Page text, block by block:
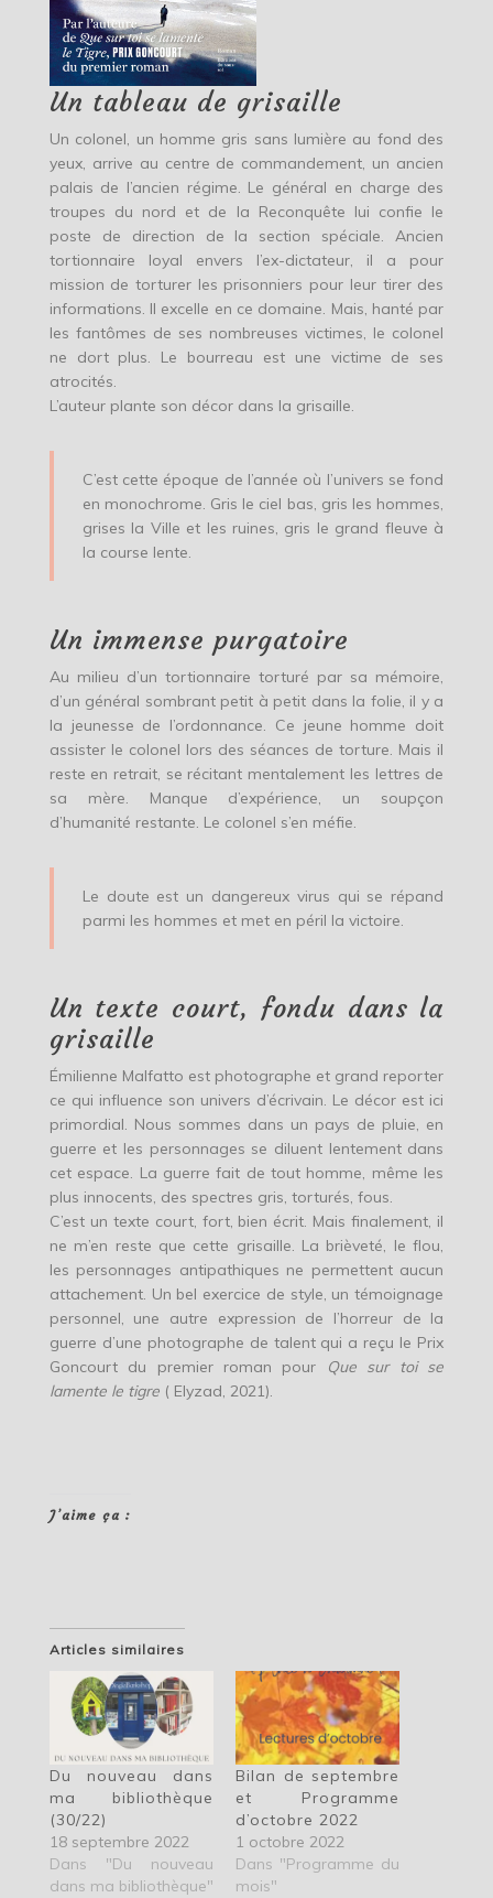
Un tableau de grisaille
Un colonel, un homme gris sans lumière au fond des
yeux, arrive au centre de commandement, un ancien
palais de l’ancien régime. Le général en charge des
troupes du nord et de la Reconquête lui confie le
poste de direction de la section spéciale. Ancien
tortionnaire loyal envers l’ex-dictateur, il a pour
mission de torturer les prisonniers pour leur tirer des
informations. Il excelle en ce domaine. Mais, hanté par
les fantômes de ses nombreuses victimes, le colonel
ne dort plus. Le bourreau est une victime de ses
atrocités.
L’auteur plante son décor dans la grisaille.
C’est cette époque de l’année où l’univers se fond
en monochrome. Gris le ciel bas, gris les hommes,
grises la Ville et les ruines, gris le grand fleuve à
la course lente.
Un immense purgatoire
Au milieu d’un tortionnaire torturé par sa mémoire,
d’un général sombrant petit à petit dans la folie, il y a
la jeunesse de l’ordonnance. Ce jeune homme doit
assister le colonel lors des séances de torture. Mais il
reste en retrait, se récitant mentalement les lettres de
sa mère. Manque d’expérience, un soupçon
d’humanité restante. Le colonel s’en méfie.
Le doute est un dangereux virus qui se répand
parmi les hommes et met en péril la victoire.
Un texte court, fondu dans la
grisaille
Émilienne Malfatto est photographe et grand reporter
ce qui influence son univers d’écrivain. Le décor est ici
primordial. Nous sommes dans un pays de pluie, en
guerre et les personnages se diluent lentement dans
cet espace. La guerre fait de tout homme, même les
plus innocents, des spectres gris, torturés, fous.
C’est un texte court, fort, bien écrit. Mais finalement, il
ne m’en reste que cette grisaille. La brièveté, le flou,
les personnages antipathiques ne permettent aucun
attachement. Un bel exercice de style, un témoignage
personnel, une autre expression de l’horreur de la
guerre d’une photographe de talent qui a reçu le Prix
Goncourt du premier roman pour
Que sur toi se
lamente le tigre( Elyzad, 2021).
J’aime ça :
Articles similaires
Du nouveau dans
ma bibliothèque
(30/22)
18 septembre 2022
Dans "Du nouveau
dans ma bibliothèque"
Bilan de septembre
et Programme
d’octobre 2022
1 octobre 2022
Dans "Programme du
mois"